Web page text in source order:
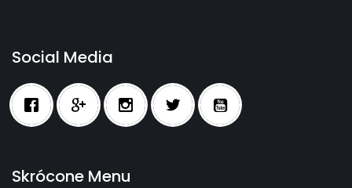
Social Media
Skrócone Menu